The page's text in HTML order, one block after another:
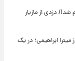
شد!/ دزدی از مازیار
میترا ابراهیمی؛ در یک